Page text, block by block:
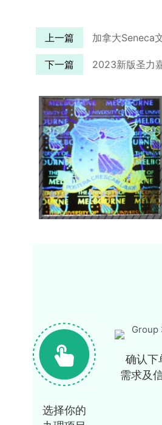
上一篇 加拿大Seneca
下一篇 2023新版圣力
选择你的
确认下
需求及